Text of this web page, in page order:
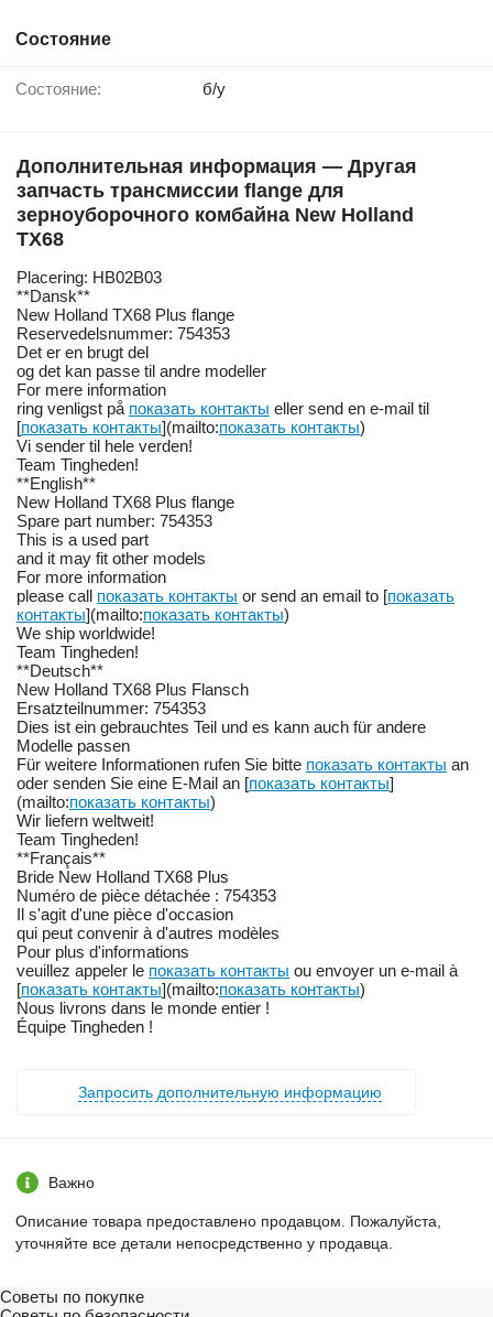
Состояние
Состояние: б/у
Дополнительная информация — Другая
запчасть трансмиссии flange для
зерноуборочного комбайна New Holland
TX68
Placering: HB02B03
**Dansk**
New Holland TX68 Plus flange
Reservedelsnummer: 754353
Det er en brugt del
og det kan passe til andre modeller
For mere information
ring venligst på показать контакты eller send en e-mail til
[показать контакты](mailto:показать контакты)
Vi sender til hele verden!
Team Tingheden!
**English**
New Holland TX68 Plus flange
Spare part number: 754353
This is a used part
and it may fit other models
For more information
please call показать контакты or send an email to [показать
контакты](mailto:показать контакты)
We ship worldwide!
Team Tingheden!
**Deutsch**
New Holland TX68 Plus Flansch
Ersatzteilnummer: 754353
Dies ist ein gebrauchtes Teil und es kann auch für andere
Modelle passen
Für weitere Informationen rufen Sie bitte показать контакты an
oder senden Sie eine E-Mail an [показать контакты]
(mailto:показать контакты)
Wir liefern weltweit!
Team Tingheden!
**Français**
Bride New Holland TX68 Plus
Numéro de pièce détachée : 754353
Il s'agit d'une pièce d'occasion
qui peut convenir à d'autres modèles
Pour plus d'informations
veuillez appeler le показать контакты ou envoyer un e-mail à
[показать контакты](mailto:показать контакты)
Nous livrons dans le monde entier !
Équipe Tingheden !
Запросить дополнительную информацию
Важно
Описание товара предоставлено продавцом. Пожалуйста,
уточняйте все детали непосредственно у продавца.
Советы по покупке